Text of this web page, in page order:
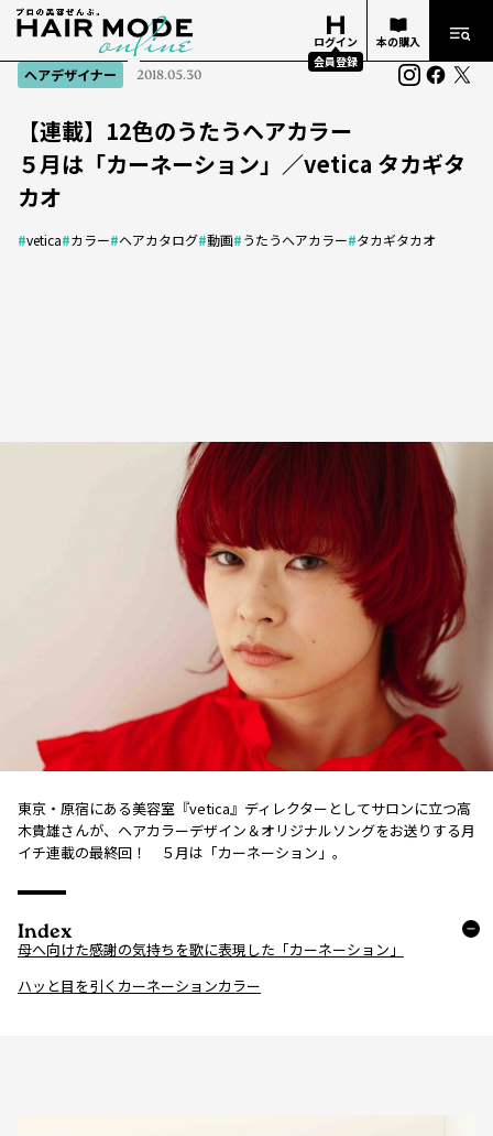
ログイン
会員登録
本の購入
ヘアデザイナー 2018.05.30
【連載】12色のうたうヘアカラー
５月は「カーネーション」／vetica タカギタ
カオ
#vetica#カラー#ヘアカタログ#動画#うたうヘアカラー#タカギタカオ
東京・原宿にある美容室『vetica』ディレクターとしてサロンに立つ高
木貴雄さんが、ヘアカラーデザイン＆オリジナルソングをお送りする月
イチ連載の最終回！ ５月は「カーネーション」。
Index
母へ向けた感謝の気持ちを歌に表現した「カーネーション」
ハッと目を引くカーネーションカラー